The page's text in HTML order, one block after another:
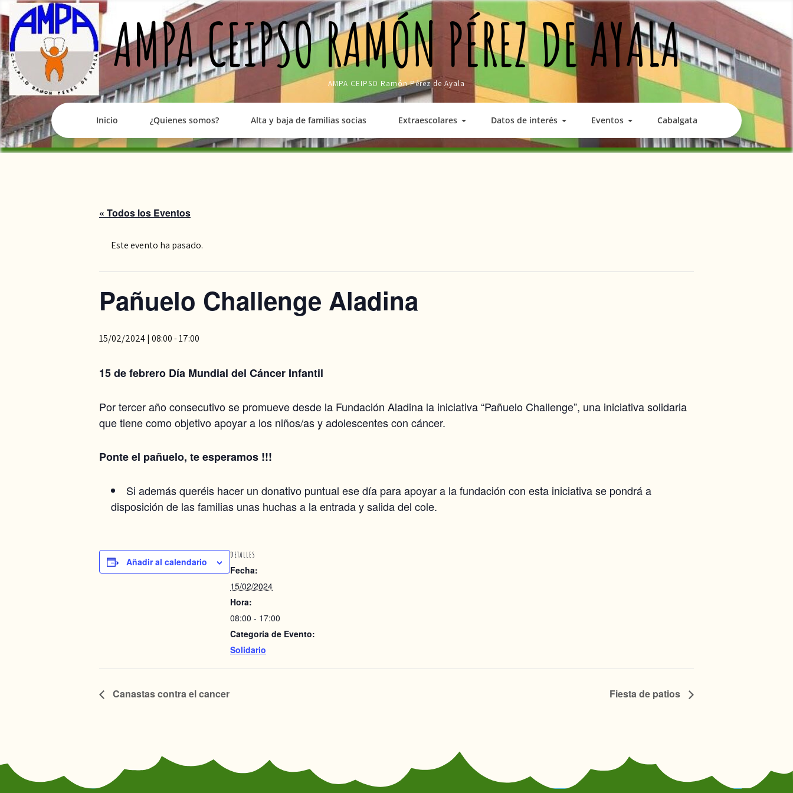
to
content
AMPA CEIPSO RAMÓN PÉREZ DE AYALA
AMPA CEIPSO Ramón Pérez de Ayala
Inicio ¿Quienes somos? Alta y baja de familias socias Extraescolares Datos de interés Eventos Cabalgata
« Todos los Eventos
Este evento ha pasado.
Pañuelo Challenge Aladina
15/02/2024 | 08:00-17:00
15 de febrero Día Mundial del Cáncer Infantil
Por tercer año consecutivo se promueve desde la Fundación Aladina la iniciativa “Pañuelo Challenge”, una iniciativa solidaria
que tiene como objetivo apoyar a los niños/as y adolescentes con cáncer.
Ponte el pañuelo, te esperamos !!!
Si además queréis hacer un donativo puntual ese día para apoyar a la fundación con esta iniciativa se pondrá a
disposición de las familias unas huchas a la entrada y salida del cole.
Añadir al calendario
DETALLES
Fecha:
15/02/2024
Hora:
08:00 - 17:00
Categoría de Evento:
Solidario
Canastas contra el cancer Fiesta de patios